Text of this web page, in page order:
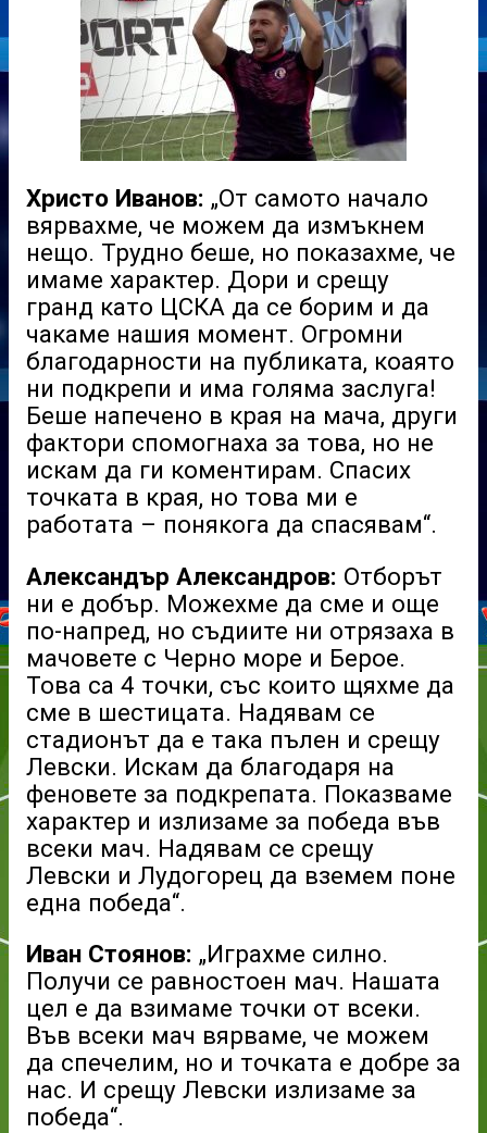
Христо Иванов: „От самото начало
вярвахме, че можем да измъкнем
нещо. Трудно беше, но показахме, че
имаме характер. Дори и срещу
гранд като ЦСКА да се борим и да
чакаме нашия момент. Огромни
благодарности на публиката, коаято
ни подкрепи и има голяма заслуга!
Беше напечено в края на мача, други
фактори спомогнаха за това, но не
искам да ги коментирам. Спасих
точката в края, но това ми е
работата – понякога да спасявам“.
Александър Александров: Отборът
ни е добър. Можехме да сме и още
по-напред, но съдиите ни отрязаха в
мачовете с Черно море и Берое.
Това са 4 точки, със които щяхме да
сме в шестицата. Надявам се
стадионът да е така пълен и срещу
Левски. Искам да благодаря на
феновете за подкрепата. Показваме
характер и излизаме за победа във
всеки мач. Надявам се срещу
Левски и Лудогорец да вземем поне
една победа“.
Иван Стоянов: „Играхме силно.
Получи се равностоен мач. Нашата
цел е да взимаме точки от всеки.
Във всеки мач вярваме, че можем
да спечелим, но и точката е добре за
нас. И срещу Левски излизаме за
победа“.